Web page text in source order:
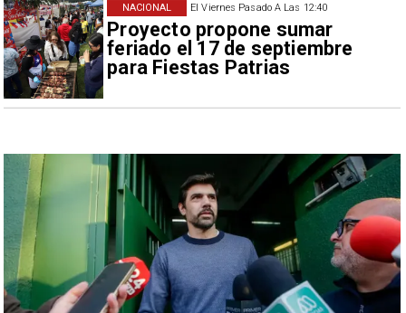
El Viernes Pasado A Las 12:40
Proyecto propone sumar
feriado el 17 de septiembre
para Fiestas Patrias
NACIONAL